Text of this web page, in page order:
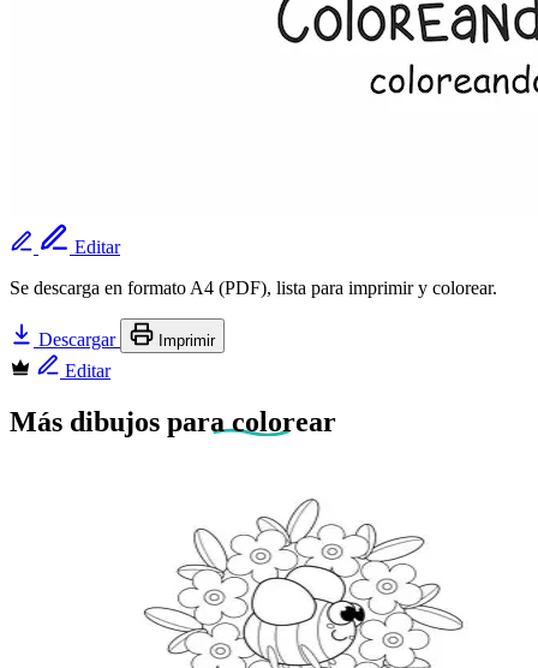
Editar
Se descarga en formato A4 (PDF), lista para imprimir y colorear.
Descargar Imprimir
Editar
Más dibujos para colorear